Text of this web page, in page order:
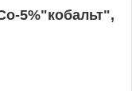
5%"кобальт",